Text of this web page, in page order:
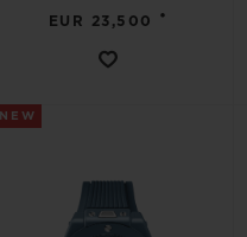
EUR 23,500 •
NEW